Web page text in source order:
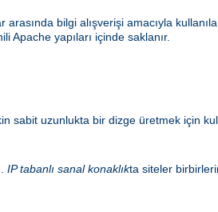
bilgi alışverişi amacıyla
yapıları içinde saklanır.
sabit uzunlukta bir dizge üretmek için
IP tabanlı sanal konaklıkta siteler